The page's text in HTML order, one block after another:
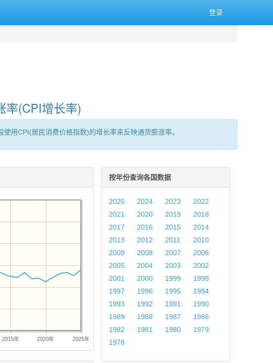
登录
率(CPI增长率)
用CPI(居民消费价格指数)的增长率来反映通货膨涨率。
2015年 2020年 2025年
按年份查询各国数据
2025 2024 2023
2022
2021
2020 2019
2018
2017
2016 2015
2014
2013
2012 2011
2010
2009
2008 2007
2006
2005
2004 2003
2002
2001
2000 1999
1998
1997
1996 1995
1994
1993
1992 1991
1990
1989
1988 1987
1986
1982
1981 1980
1979
1978